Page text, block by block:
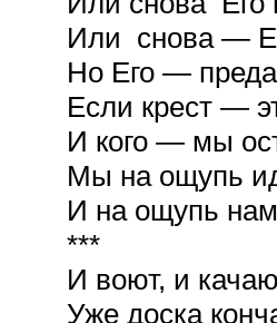
Или снова ―
Но Его ―
Если крест ―
И кого ― мы
Мы на ощупь
И на ощупь
***
И воют, и
Уже доска